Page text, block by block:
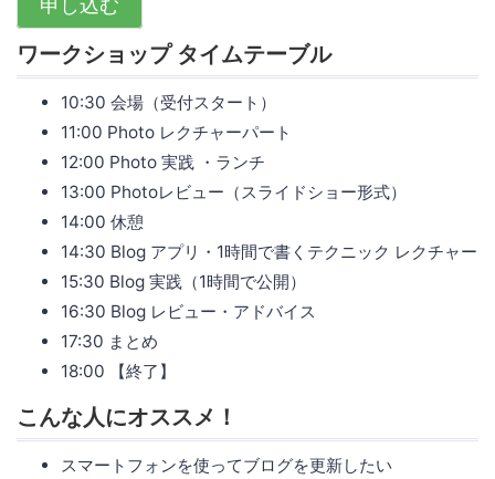
申し込む
ワークショップ タイムテーブル
10:30 会場（受付スタート）
11:00 Photo レクチャーパート
12:00 Photo 実践 ・ランチ
13:00 Photoレビュー（スライドショー形式）
14:00 休憩
14:30 Blog アプリ・1時間で書くテクニック レクチャー
15:30 Blog 実践（1時間で公開）
16:30 Blog レビュー・アドバイス
17:30 まとめ
18:00 【終了】
こんな人にオススメ！
スマートフォンを使ってブログを更新したい